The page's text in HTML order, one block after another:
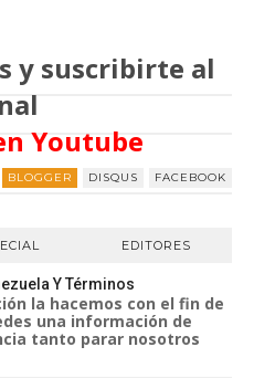
y suscribirte al
Youtube
BLOGGER DISQUS FACEBOOK
EDITORES
Y Términos
la hacemos con el fin de
una información de
tanto parar nosotros